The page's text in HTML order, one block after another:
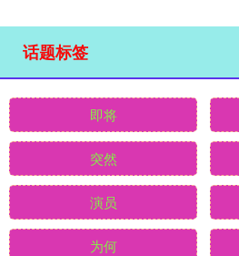
话题标签
即将
突然
演员
为何